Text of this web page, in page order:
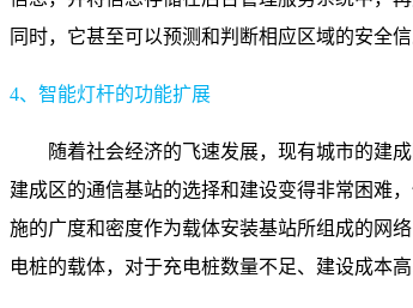
同时，它甚至可以预测和判断相应区域的安全
4、智能灯杆的功能扩展
随着社会经济的飞速发展，现有城市的建
建成区的通信基站的选择和建设变得非常困难
施的广度和密度作为载体安装基站所组成的网
电桩的载体，对于充电桩数量不足、建设成本